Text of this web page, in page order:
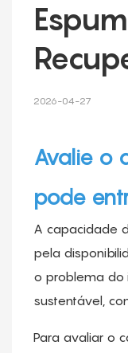
2026-04-27
Avalie o
pode
A capacidade
pela
o problema do
sustentável,
Para avaliar o